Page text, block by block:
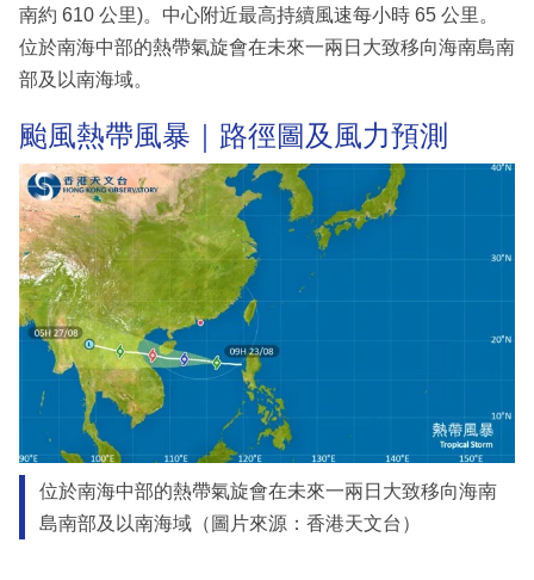
閱
專
南約 610 公里)。中心附近最高持續風速每小時 65 公里。
位於南海中部的熱帶氣旋會在未來一兩日大致移向海南島南
部及以南海域。
颱風熱帶風暴｜路徑圖及風力預測
位於南海中部的熱帶氣旋會在未來一兩日大致移向海南
島南部及以南海域（圖片來源：香港天文台）